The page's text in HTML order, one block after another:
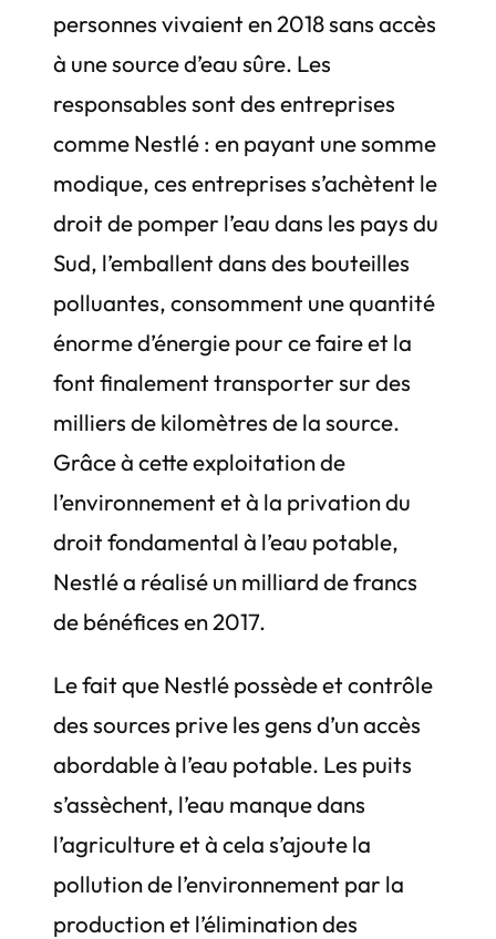
personnes vivaient en 2018 sans accès
à une source d’eau sûre. Les
responsables sont des entreprises
comme Nestlé : en payant une somme
modique, ces entreprises s’achètent le
droit de pomper l’eau dans les pays du
Sud, l’emballent dans des bouteilles
polluantes, consomment une quantité
énorme d’énergie pour ce faire et la
font finalement transporter sur des
milliers de kilomètres de la source.
Grâce à cette exploitation de
l’environnement et à la privation du
droit fondamental à l’eau potable,
Nestlé a réalisé un milliard de francs
de bénéfices en 2017.
Le fait que Nestlé possède et contrôle
des sources prive les gens d’un accès
abordable à l’eau potable. Les puits
s’assèchent, l’eau manque dans
l’agriculture et à cela s’ajoute la
pollution de l’environnement par la
production et l’élimination des